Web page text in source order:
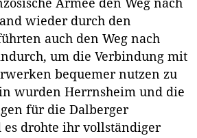
Armee den Weg nach
wieder durch den
auch den Weg nach
um die Verbindung mit
bequemer nutzen zu
wurden Herrnsheim und die
für die Dalberger
drohte ihr vollständiger